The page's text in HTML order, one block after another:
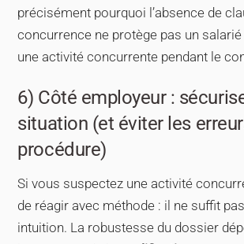
précisément pourquoi l’absence de
concurrence ne protège pas un
une activité concurrente pendant le
6) Côté employeur :
situation (et éviter les
procédure)
Si vous suspectez une activité
de réagir avec méthode : il ne suffit
intuition. La robustesse du dossier